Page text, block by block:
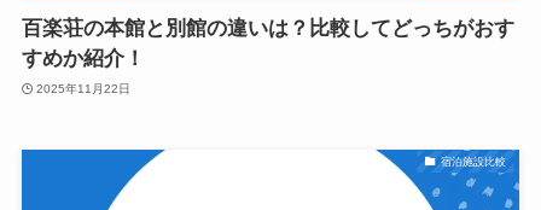
百楽荘の本館と別館の違いは？比較してどっちがおす
すめか紹介！
2025年11月22日
宿泊施設比較